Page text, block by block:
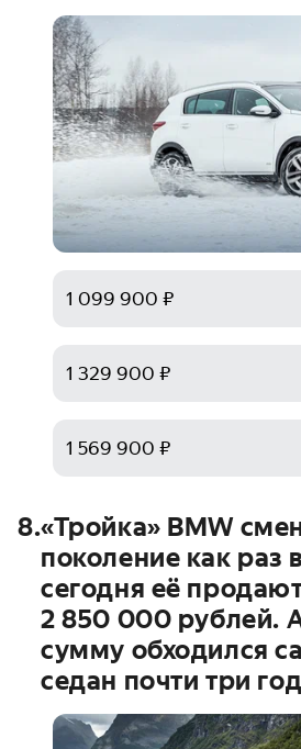
1 099 900 ₽
1 329 900 ₽
1 569 900 ₽
8.«Тройка» BMW
поколение как раз
сегодня её
2 850 000 рублей.
сумму обходился
седан почти три